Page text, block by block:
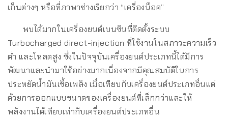
เก็นต่างๆ หรือที่ภาษาช่างเรียกว่า “เครื่องน็อค”
พบได้มากในเครื่องยนต์เบนซินที่ติดตั้งระบบ
Turbocharged direct-injection ที่ใช้งานในสภาวะความเร็ว
ต่ำ และโหลดสูง ซึ่งในปัจจุบันเครื่องยนต์ประเภทนี้ได้มีการ
พัฒนาและนำมาใช้อย่างมากเนื่องจากมีคุณสมบัติในการ
ประหยัดน้ำมันเชื้อเพลิง เมื่อเทียบกับเครื่องยนต์ประเภทอื่นแต่
ด้วยการออกแบบขนาดของเครื่องยนต์ที่เล็กกว่าและให้
พลังงานได้เทียบเท่ากับเครื่องยนต์ประเภทอื่น